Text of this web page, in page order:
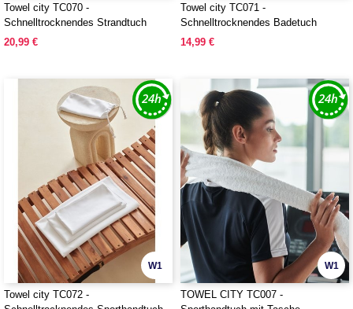
Towel city TC070 -
Schnelltrocknendes Strandtuch
20,99 €
Towel city TC071 -
Schnelltrocknendes Badetuch
14,99 €
W1
Towel city TC072 -
W1
TOWEL CITY TC007 -